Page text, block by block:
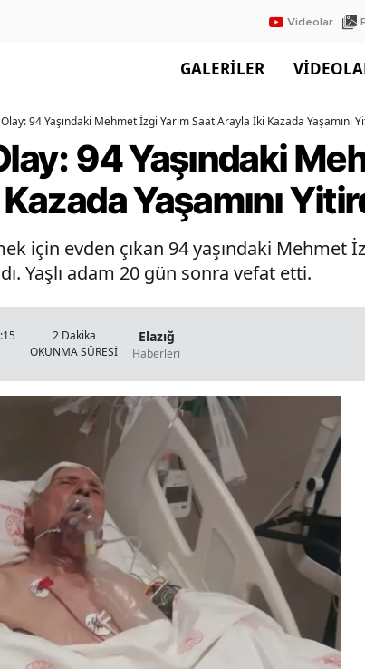
Videolar
GALERİLER
Olay: 94 Yaşındaki Mehmet İzgi Yarım Saat Arayla İki Kazada Yaşamını
94 Yaşındaki
Yaşamını
için evden çıkan 94 yaşındaki Mehmet
Yaşlı adam 20 gün sonra vefat etti.
2 Dakika
OKUNMA SÜRESİ
Elazığ
Haberleri